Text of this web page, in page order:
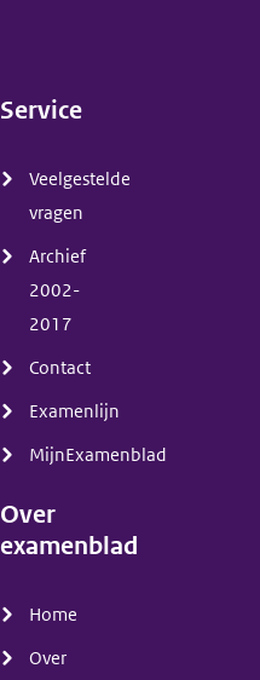
Service
Veelgestelde
vragen
Archief
2002-
2017
Contact
Examenlijn
MijnExamenblad
Over
examenblad
Home
Over